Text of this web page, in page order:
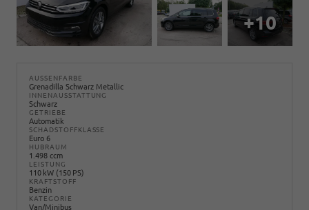
+10
AUSSENFARBE
Grenadilla Schwarz Metallic
INNENAUSSTATTUNG
Schwarz
GETRIEBE
Automatik
SCHADSTOFFKLASSE
Euro 6
HUBRAUM
1.498 ccm
LEISTUNG
110 kW (150 PS)
KRAFTSTOFF
Benzin
KATEGORIE
Van/Minibus